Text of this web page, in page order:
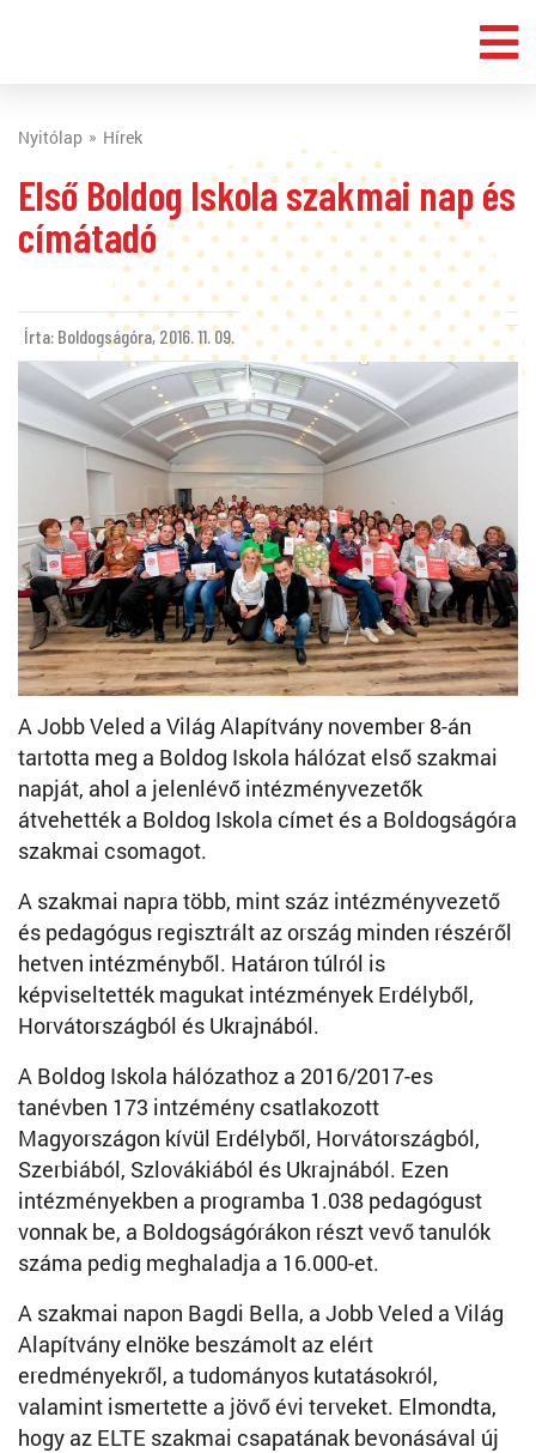
Nyitólap Hírek
Első Boldog Iskola szakmai nap és
címátadó
Írta: Boldogságóra,2016. 11. 09.
A Jobb Veled a Világ Alapítvány november 8-án
tartotta meg a Boldog Iskola hálózat első szakmai
napját, ahol a jelenlévő intézményvezetők
átvehették a Boldog Iskola címet és a Boldogságóra
szakmai csomagot.
A szakmai napra több, mint száz intézményvezető
és pedagógus regisztrált az ország minden részéről
hetven intézményből. Határon túlról is
képviseltették magukat intézmények Erdélyből,
Horvátországból és Ukrajnából.
A Boldog Iskola hálózathoz a 2016/2017-es
tanévben 173 intzémény csatlakozott
Magyországon kívül Erdélyből, Horvátországból,
Szerbiából, Szlovákiából és Ukrajnából. Ezen
intézményekben a programba 1.038 pedagógust
vonnak be, a Boldogságórákon részt vevő tanulók
száma pedig meghaladja a 16.000-et.
A szakmai napon Bagdi Bella, a Jobb Veled a Világ
Alapítvány elnöke beszámolt az elért
eredményekről, a tudományos kutatásokról,
valamint ismertette a jövő évi terveket. Elmondta,
hogy az ELTE szakmai csapatának bevonásával új